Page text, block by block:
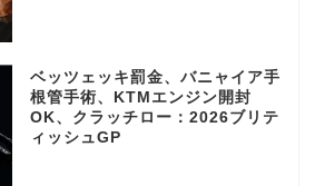
ベッツェッキ罰金、バニャイア手
根管手術、KTMエンジン開封
OK、クラッチロー：2026ブリテ
ィッシュGP